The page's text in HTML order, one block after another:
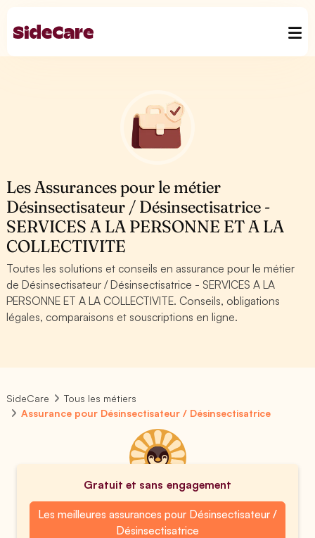
Les Assurances pour le métier
Désinsectisateur / Désinsectisatrice -
SERVICES A LA PERSONNE ET A LA
COLLECTIVITE
Toutes les solutions et conseils en assurance pour le métier
de Désinsectisateur / Désinsectisatrice - SERVICES A LA
PERSONNE ET A LA COLLECTIVITE. Conseils, obligations
légales, comparaisons et souscriptions en ligne.
SideCare
Tous les métiers
Assurance pour Désinsectisateur / Désinsectisatrice
Gratuit et sans engagement
Les meilleures assurances pour Désinsectisateur /
Désinsectisatrice